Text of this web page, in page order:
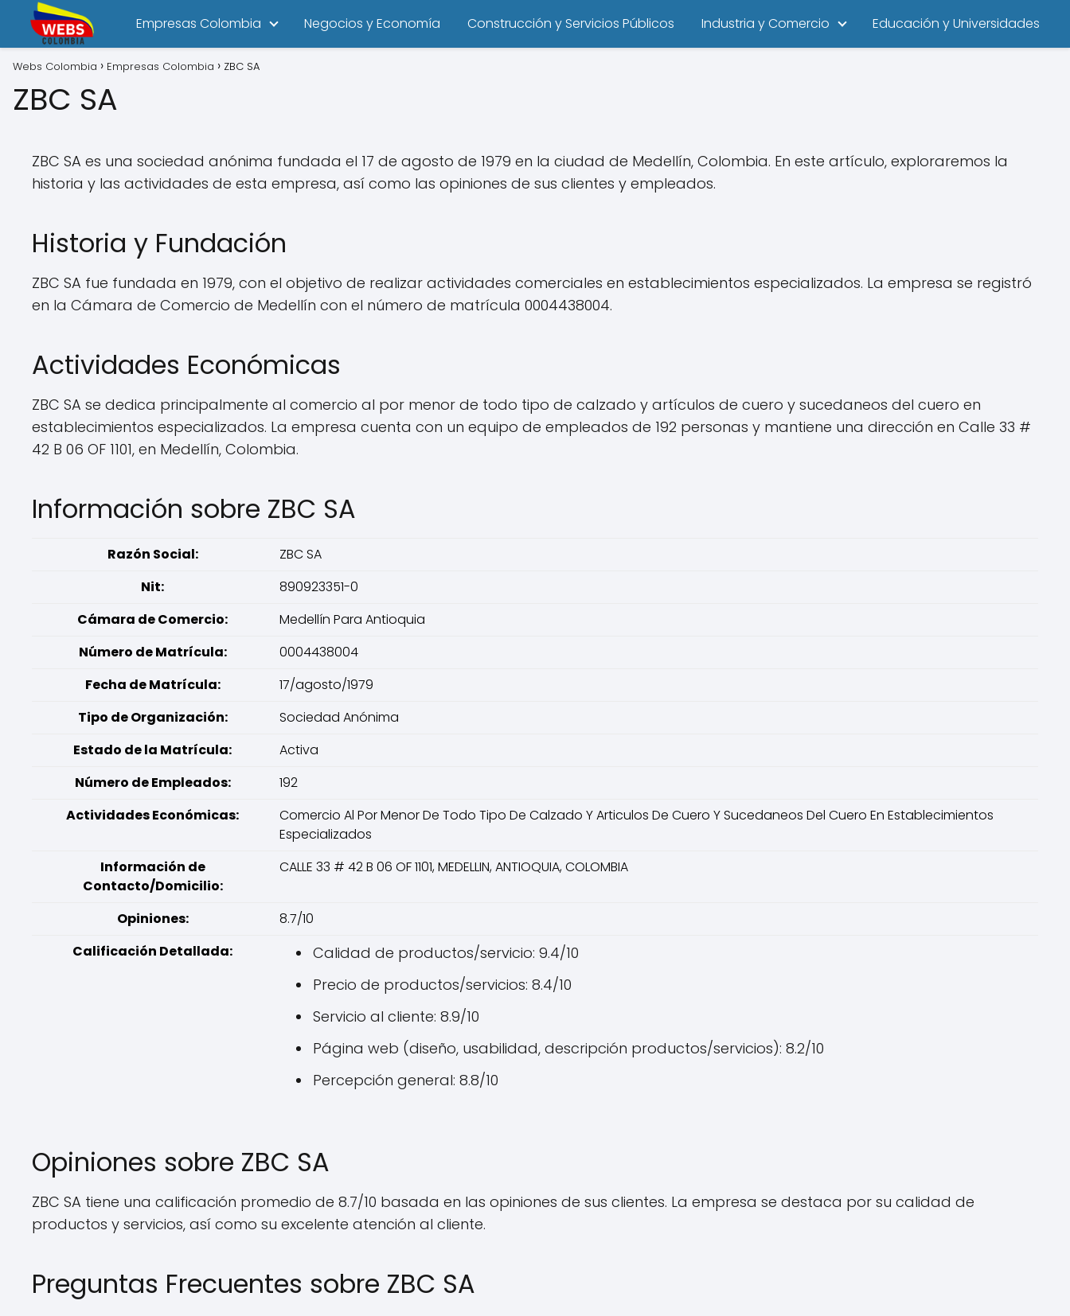
Empresas Colombia Negocios y Economía Construcción y Servicios Públicos Industria y Comercio Educación y Universidades
Webs Colombia Empresas Colombia ZBC SA
ZBC SA
ZBC SA es una sociedad anónima fundada el 17 de agosto de 1979 en la ciudad de Medellín, Colombia. En este artículo, exploraremos la
historia y las actividades de esta empresa, así como las opiniones de sus clientes y empleados.
Historia y Fundación
ZBC SA fue fundada en 1979, con el objetivo de realizar actividades comerciales en establecimientos especializados. La empresa se registró
en la Cámara de Comercio de Medellín con el número de matrícula 0004438004.
Actividades Económicas
ZBC SA se dedica principalmente al comercio al por menor de todo tipo de calzado y artículos de cuero y sucedaneos del cuero en
establecimientos especializados. La empresa cuenta con un equipo de empleados de 192 personas y mantiene una dirección en Calle 33 #
42 B 06 OF 1101, en Medellín, Colombia.
Información sobre ZBC SA
Razón Social:
ZBC SA
Nit:
890923351-0
Cámara de Comercio:
Medellín Para Antioquia
Número de Matrícula:
0004438004
Fecha de Matrícula:
17/agosto/1979
Tipo de Organización:
Sociedad Anónima
Estado de la Matrícula:
Activa
Número de Empleados:
192
Actividades Económicas:
Comercio Al Por Menor De Todo Tipo De Calzado Y Articulos De Cuero Y Sucedaneos Del Cuero En Establecimientos
Especializados
Información de
Contacto/Domicilio:
CALLE 33 # 42 B 06 OF 1101, MEDELLIN, ANTIOQUIA, COLOMBIA
Opiniones:
8.7/10
Calificación Detallada:
Calidad de productos/servicio: 9.4/10
Precio de productos/servicios: 8.4/10
Servicio al cliente: 8.9/10
Página web (diseño, usabilidad, descripción productos/servicios): 8.2/10
Percepción general: 8.8/10
Opiniones sobre ZBC SA
ZBC SA tiene una calificación promedio de 8.7/10 basada en las opiniones de sus clientes. La empresa se destaca por su calidad de
productos y servicios, así como su excelente atención al cliente.
Preguntas Frecuentes sobre ZBC SA